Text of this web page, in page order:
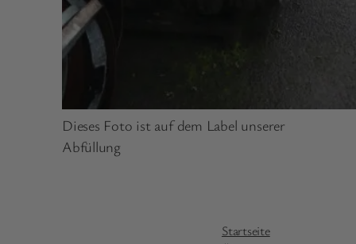
Dieses Foto ist auf dem Label unserer
Abfüllung
Startseite